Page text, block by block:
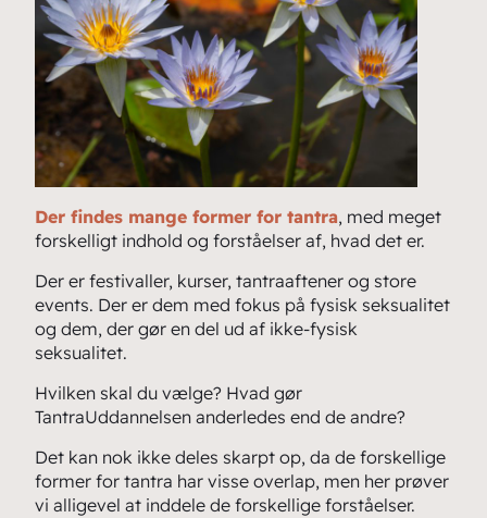
Der findes mange former for tantra, med meget
forskelligt indhold og forståelser af, hvad det er.
Der er festivaller, kurser, tantraaftener og store
events. Der er dem med fokus på fysisk seksualitet
og dem, der gør en del ud af ikke-fysisk
seksualitet.
Hvilken skal du vælge? Hvad gør
TantraUddannelsen anderledes end de andre?
Det kan nok ikke deles skarpt op, da de forskellige
former for tantra har visse overlap, men her prøver
vi alligevel at inddele de forskellige forståelser.